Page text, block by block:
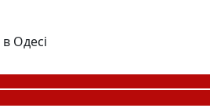
в Одесі